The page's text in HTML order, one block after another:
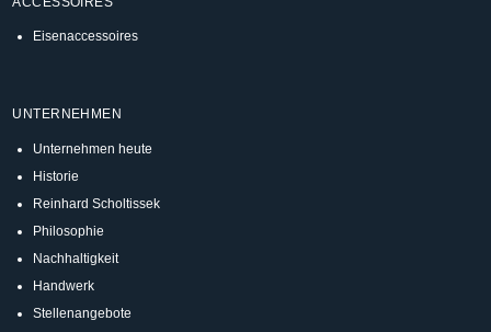
Eisenaccessoires
UNTERNEHMEN
Unternehmen heute
Historie
Reinhard Scholtissek
Philosophie
Nachhaltigkeit
Handwerk
Stellenangebote